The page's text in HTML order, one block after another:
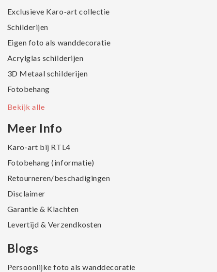
Exclusieve Karo-art collectie
Schilderijen
Eigen foto als wanddecoratie
Acrylglas schilderijen
3D Metaal schilderijen
Fotobehang
Bekijk alle
Meer Info
Karo-art bij RTL4
Fotobehang (informatie)
Retourneren/beschadigingen
Disclaimer
Garantie & Klachten
Levertijd & Verzendkosten
Blogs
Persoonlijke foto als wanddecoratie